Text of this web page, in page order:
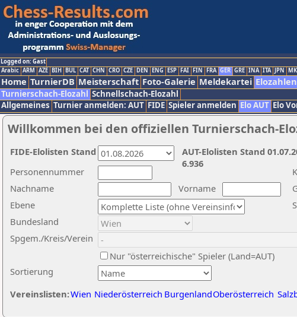
Logged on: Gast
Arabic ARM AZE BIH BUL CAT CHN CRO CZE DEN ENG ESP FAI FIN FRA GER GRE INA ITA JPN
Home TurnierDB Meisterschaft Foto-Galerie Meldekartei Elozahlen
Turnierschach-Elozahl Schnellschach-Elozahl
Allgemeines Turnier anmelden: AUT FIDE Spieler anmelden Elo AUT Elo
Willkommen bei den offiziellen Turnierschach-
Nachname
Vorname
Ebene
Sortierung
Personennummer
Bundesland
Spgem./Kreis/Verein
Nur "österreichische" Spieler (Land=AUT)
Vereinslisten:Wien Niederösterreich BurgenlandOberösterreich
AUT-Elolisten Stand
6.936
FIDE-Elolisten Stand